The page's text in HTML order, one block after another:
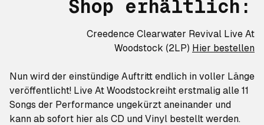
Shop erhältlich:
Creedence Clearwater Revival Live At
Woodstock (2LP) Hier bestellen
Nun wird der einstündige Auftritt endlich in voller Länge
veröffentlicht! Live At Woodstockreiht erstmalig alle 11
Songs der Performance ungekürzt aneinander und
kann ab sofort hier als CD und Vinyl bestellt werden.